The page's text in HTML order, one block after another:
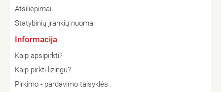
Atsiliepimai
Statybinių įrankių nuoma
Informacija
Kaip apsipirkti?
Kaip pirkti lizingu?
Pirkimo - pardavimo taisyklės .